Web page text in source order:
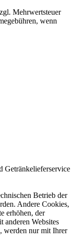
Mehrwertsteuer
wenn
Getränkelieferservice
Betrieb der
Andere Cookies,
erhöhen, der
anderen Websites
werden nur mit Ihrer